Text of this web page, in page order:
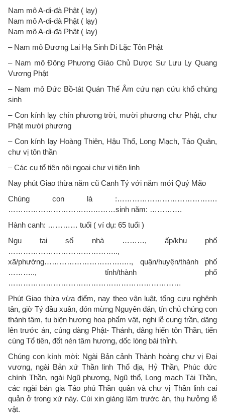
Nam mô A-di-đà Phật ( lạy)
Nam mô A-di-đà Phật ( lạy)
Nam mô A-di-đà Phật ( lạy)
– Nam mô Đương Lai Hạ Sinh Di Lặc Tôn Phật
– Nam mô Đông Phương Giáo Chủ Dược Sư Lưu Ly Quang
Vương Phật
– Nam mô Đức Bồ-tát Quán Thế Âm cứu nạn cứu khổ chúng
sinh
– Con kính lạy chín phương trời, mười phương chư Phật, chư
Phật mười phương
– Con kính lạy Hoàng Thiên, Hậu Thổ, Long Mạch, Táo Quân,
chư vị tôn thần
– Các cụ tổ tiên nội ngoại chư vị tiên linh
Nay phút Giao thừa năm cũ Canh Tý với năm mới Quý Mão
Chúng con là :………………………………….
…………………………….………sinh năm: ………….
Hành canh: ………… tuổi ( ví dụ: 65 tuổi )
Ngụ tại số nhà ………, ấp/khu phố
……………………………………..,
xã/phường………………………….…., quận/huyện/thành phố
……….., tỉnh/thành phố
……………………………………………………………
Phút Giao thừa vừa điểm, nay theo vận luật, tống cựu nghênh
tân, giờ Tý đầu xuân, đón mừng Nguyên đán, tín chủ chúng con
thành tâm, tu biện hương hoa phẩm vật, nghi lễ cung trần, dâng
lên trước án, cúng dàng Phật- Thánh, dâng hiến tôn Thần, tiến
cúng Tổ tiên, đốt nén tâm hương, dốc lòng bái thỉnh.
Chúng con kính mời: Ngài Bản cảnh Thành hoàng chư vị Đại
vương, ngài Bản xứ Thần linh Thổ địa, Hỷ Thần, Phúc đức
chính Thần, ngài Ngũ phương, Ngũ thổ, Long mạch Tài Thần,
các ngài bản gia Táo phủ Thần quân và chư vị Thần linh cai
quản ở trong xứ này. Cúi xin giáng lâm trước án, thụ hưởng lễ
vật.